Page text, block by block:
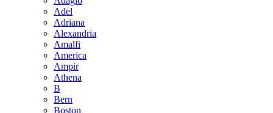
Adel
Adriana
Alexandria
Amalfi
America
Ampir
Athena
B
Bern
Boston